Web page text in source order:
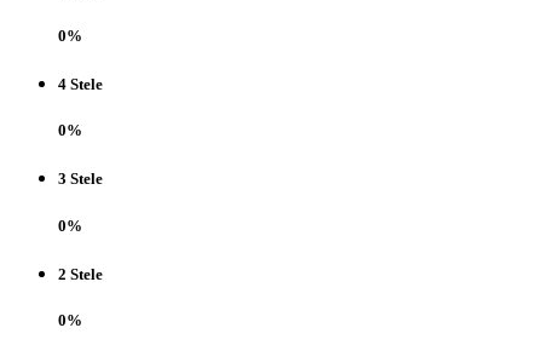
0%
4 Stele
0%
3 Stele
0%
2 Stele
0%